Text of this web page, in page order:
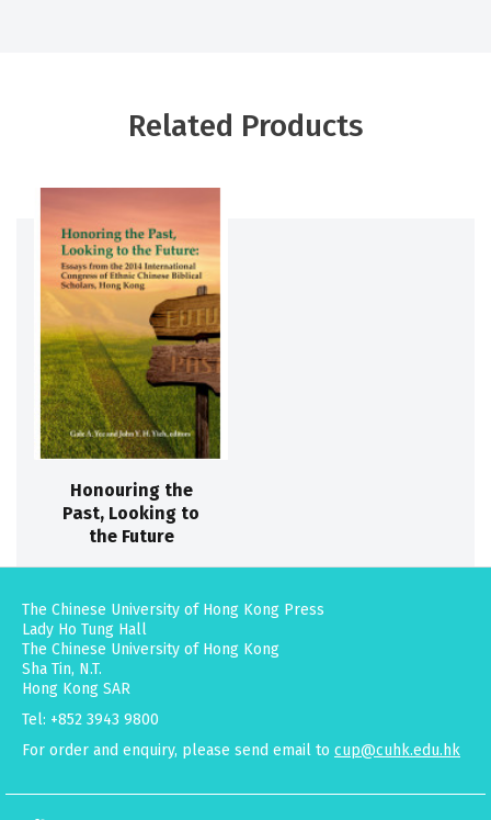
Related Products
Honouring the
Past, Looking to
the Future
The Chinese University of Hong Kong Press
Lady Ho Tung Hall
The Chinese University of Hong Kong
Sha Tin, N.T.
Hong Kong SAR
Tel: +852 3943 9800
For order and enquiry, please send email to cup@cuhk.edu.hk